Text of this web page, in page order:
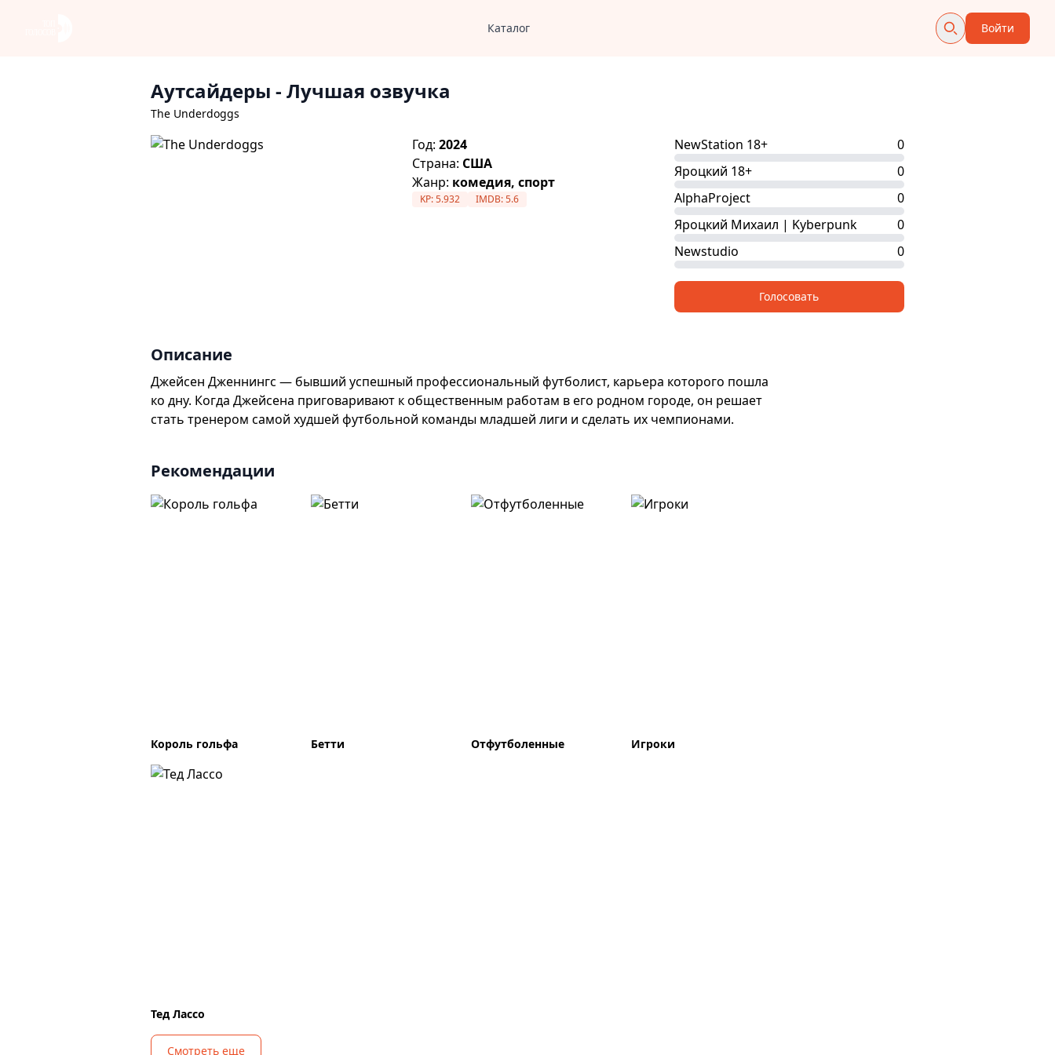
Каталог Войти
Аутсайдеры - Лучшая озвучка
The Underdoggs
Год:2024
Страна: США
Жанр: комедия, спорт
KP:5.932 IMDB:5.6
NewStation 18+
0
Яроцкий 18+
0
AlphaProject
0
Яроцкий Михаил | Kyberpunk
0
Newstudio
0
Голосовать
Описание
Джейсен Дженнингс — бывший успешный профессиональный футболист, карьера которого пошла
ко дну. Когда Джейсена приговаривают к общественным работам в его родном городе, он решает
стать тренером самой худшей футбольной команды младшей лиги и сделать их чемпионами.
Рекомендации
Король гольфа Бетти Отфутболенные Игроки
Тед Лассо
Смотреть еще